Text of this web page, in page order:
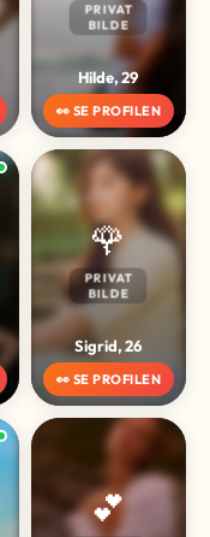
PRIVAT
BILDE
Hilde, 29
👀 SE PROFILEN
🌹
PRIVAT
BILDE
Sigrid, 26
👀 SE PROFILEN
💕